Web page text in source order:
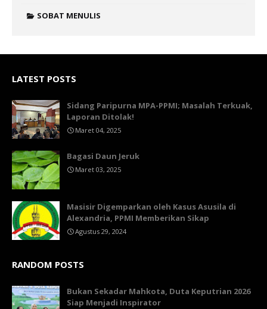
SOBAT MENULIS
LATEST POSTS
Sidang Paripurna MPA-PPMI; Masalah Terkuak,
Laporan Ditolak!
Maret 04, 2025
Bagasi Daun Jeruk
Maret 03, 2025
Masisir Digemparkan oleh Kasus Asusila di
Alexandria, PPMI Memberikan Sikap
Agustus 29, 2024
RANDOM POSTS
Bukan Sekadar Mahkota, Duta Keputrian 2026
Siap Menjadi Inspirator